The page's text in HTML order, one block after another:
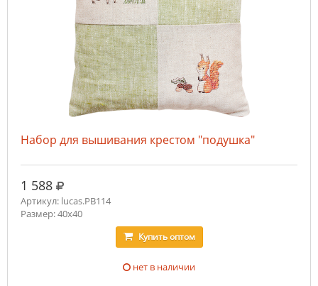
Набор для вышивания крестом "подушка"
1 588 руб.
Артикул: lucas.PB114
Размер: 40х40
Купитьоптом
нет в наличии